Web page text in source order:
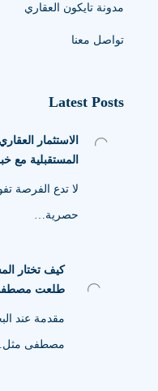
مدونة تايكون العقاري
تواصل معنا
Latest Posts
المستقبلية مع
لا تدع الفرصة
حصرية…
كيف تختار
طلعت
مقدمة عند
مصطفى